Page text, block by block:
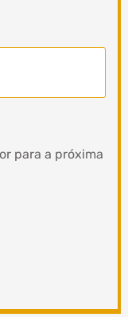
para a próxima